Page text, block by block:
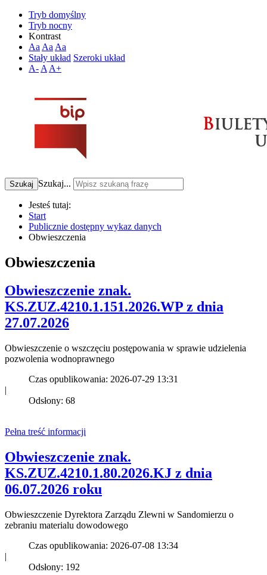
Tryb domyślny
Tryb nocny
Kontrast
Aa Aa Aa
Stały układ Szeroki układ
A- A A+
Szukaj Szukaj...
Jesteś tutaj:
Start
Publicznie dostępny wykaz danych
Obwieszczenia
Obwieszczenia
Obwieszczenie znak.
KS.ZUZ.4210.1.151.2026.WP z dnia
27.07.2026
Obwieszczenie o wszczęciu postępowania w sprawie udzielenia
pozwolenia wodnoprawnego
Czas opublikowania: 2026-07-29 13:31
|
Odsłony: 68
Pełna treść informacji
Obwieszczenie znak.
KS.ZUZ.4210.1.80.2026.KJ z dnia
06.07.2026 roku
Obwieszczenie Dyrektora Zarządu Zlewni w Sandomierzu o
zebraniu materialu dowodowego
Czas opublikowania: 2026-07-08 13:34
|
Odsłony: 192